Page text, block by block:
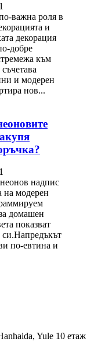
важна роля в
и
декорация
добре
към
и модерен
нов...
надпис
на модерен
домашен
показват
по-евтина и
Yule 10 етаж